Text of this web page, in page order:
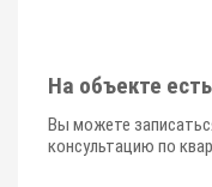
На объекте
Вы можете
консультацию по